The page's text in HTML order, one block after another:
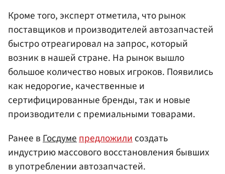
Кроме того, эксперт отметила, что рынок
поставщиков и производителей автозапчастей
быстро отреагировал на запрос, который
возник в нашей стране. На рынок вышло
большое количество новых игроков. Появились
как недорогие, качественные и
сертифицированные бренды, так и новые
производители с премиальными товарами.
Ранее в Госдуме предложили создать
индустрию массового восстановления бывших
в употреблении автозапчастей.